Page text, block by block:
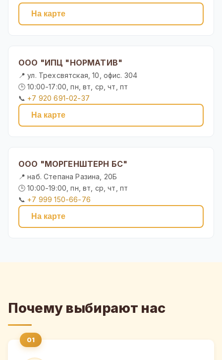
На карте
ООО "ИПЦ "НОРМАТИВ"
📍 ул. Трехсвятская, 10, офис. 304
🕒 10:00-17:00, пн, вт, ср, чт, пт
📞 +7 920 691-02-37
На карте
ООО "МОРГЕНШТЕРН БС"
📍 наб. Степана Разина, 20Б
🕒 10:00-19:00, пн, вт, ср, чт, пт
📞 +7 999 150-66-76
На карте
Почему выбирают нас